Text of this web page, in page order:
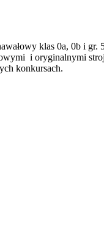
klas 0a, 0b i gr.
i oryginalnymi
konkursach.